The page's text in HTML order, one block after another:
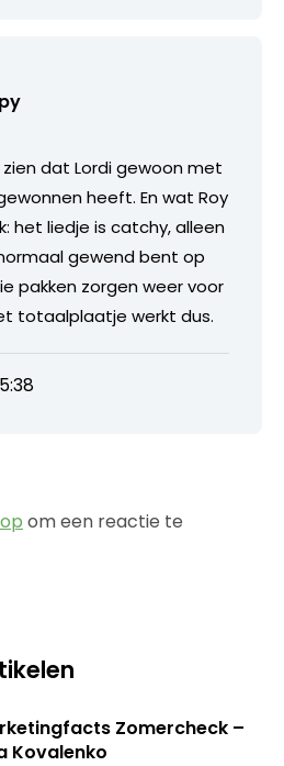
dat Lordi gewoon met
heeft. En wat Roy
het liedje is catchy, alleen
gewend bent op
pakken zorgen weer voor
totaalplaatje werkt dus.
om een reactie te
Zomercheck –
Kovalenko